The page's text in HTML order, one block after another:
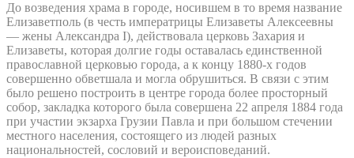
До возведения храма в городе, носившем в то время название
Елизаветполь (в честь императрицы Елизаветы Алексеевны
— жены Александра I), действовала церковь Захария и
Елизаветы, которая долгие годы оставалась единственной
православной церковью города, а к концу 1880-х годов
совершенно обветшала и могла обрушиться. В связи с этим
было решено построить в центре города более просторный
собор, закладка которого была совершена 22 апреля 1884 года
при участии экзарха Грузии Павла и при большом стечении
местного населения, состоящего из людей разных
национальностей, сословий и вероисповеданий.